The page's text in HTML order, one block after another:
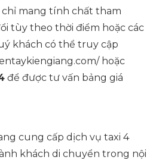
chỉ mang tính chất tham
tùy theo thời điểm hoặc các
khách có thể truy cập
hoặc
để được tư vấn bảng giá
cung cấp dịch vụ taxi 4
khách di chuyển trong nội